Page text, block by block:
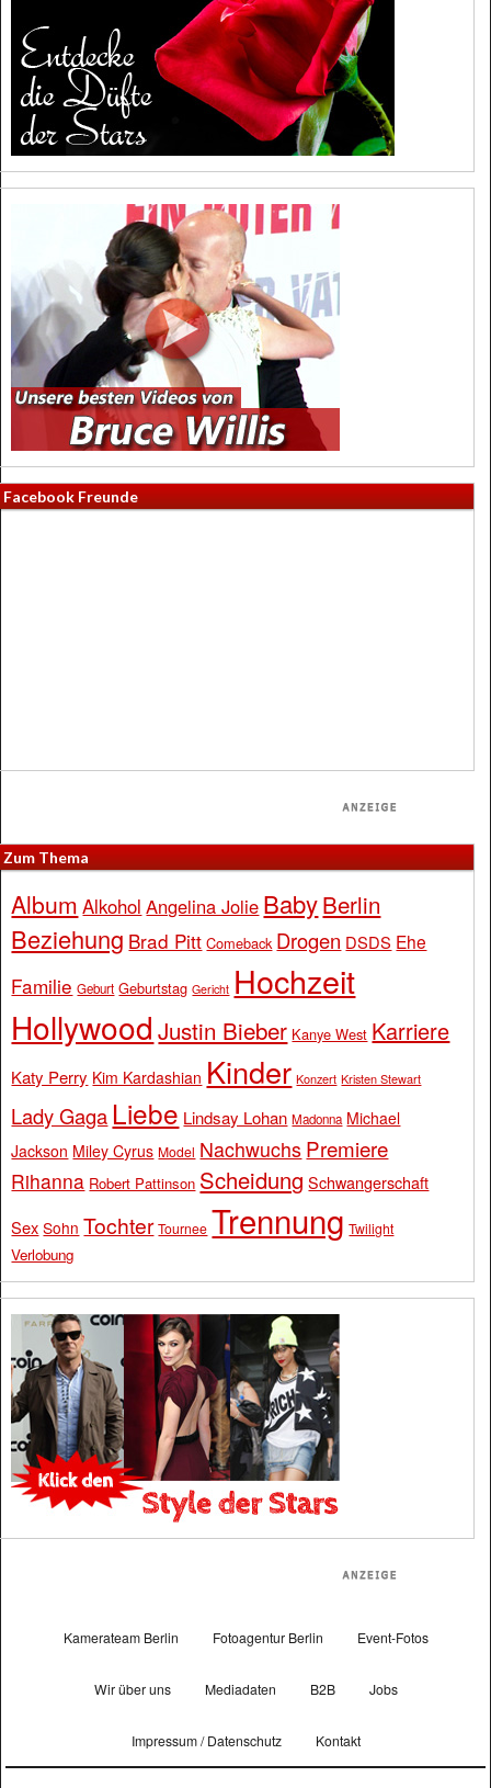
Facebook Freunde
Zum Thema
Album Alkohol Angelina Jolie BabyBerlin
Beziehung Brad Pitt Comeback Drogen DSDS Ehe
Familie Geburt Geburtstag Gericht Hochzeit
Hollywood Justin Bieber Kanye West Karriere
Katy Perry Kim Kardashian Kinder Konzert Kristen Stewart
Lady Gaga Liebe Lindsay Lohan Madonna Michael
Jackson Miley Cyrus Model Nachwuchs Premiere
Rihanna Robert Pattinson Scheidung Schwangerschaft
Sex Sohn Tochter Tournee Trennung Twilight
Verlobung
Kamerateam Berlin Fotoagentur Berlin Event-Fotos
Wir über uns Mediadaten B2B Jobs
Impressum / Datenschutz Kontakt